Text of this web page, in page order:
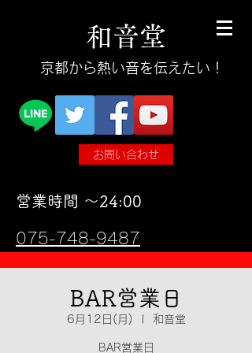
和音堂
​京都から熱い音を伝えたい！
お問い合わせ
​営業時間 〜24:00
075-748-9487
BAR営業日
6月12日(月) 和音堂
BAR営業日